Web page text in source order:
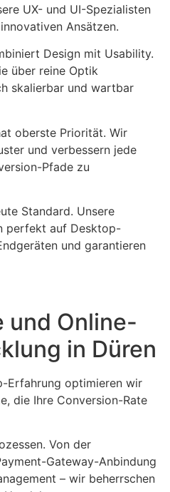
UX- und UI-Spezialisten
Ansätzen.
Design mit Usability.
über reine Optik
skalierbar und wartbar
oberste Priorität. Wir
und verbessern jede
Pfade zu
Standard. Unsere
perfekt auf Desktop-
und garantieren
und Online-
in Düren
Erfahrung optimieren wir
die Ihre Conversion-Rate
Von der
Gateway-Anbindung
– wir beherrschen